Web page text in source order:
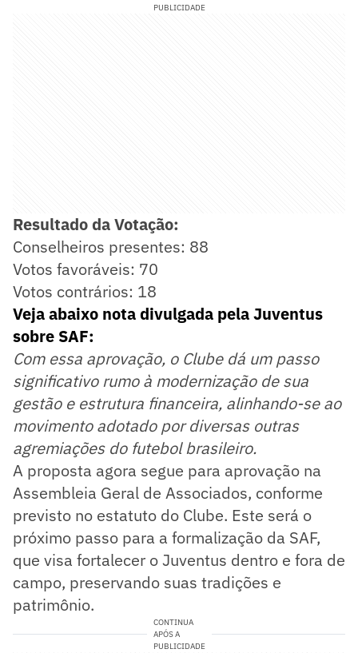
PUBLICIDADE
Resultado da Votação:
Conselheiros presentes: 88
Votos favoráveis: 70
Votos contrários: 18
Veja abaixo nota divulgada pela Juventus
sobre SAF:
Com essa aprovação, o Clube dá um passo
significativo rumo à modernização de sua
gestão e estrutura financeira, alinhando-se ao
movimento adotado por diversas outras
agremiações do futebol brasileiro.
A proposta agora segue para aprovação na
Assembleia Geral de Associados, conforme
previsto no estatuto do Clube. Este será o
próximo passo para a formalização da SAF,
que visa fortalecer o Juventus dentro e fora de
campo, preservando suas tradições e
patrimônio.
CONTINUA
APÓS A
PUBLICIDADE